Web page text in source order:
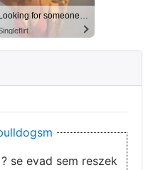
Looking for someone in Columbus today
se evad sem reszek